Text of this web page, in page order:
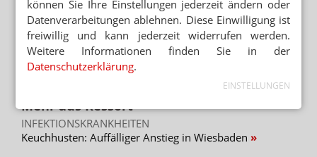
können Sie Ihre Einstellungen jederzeit ändern oder
Datenverarbeitungen ablehnen. Diese Einwilligung ist
freiwillig und kann jederzeit widerrufen werden.
Weitere Informationen finden Sie in der
Datenschutzerklärung.
EINSTELLUNGEN
NICHT NUR ANGESTELLTENVERHÄLTNIS
Medizinstudenten wollen eigene Praxis
KLIMARESILIENTES GESUNDHEITSWESEN
Hitzewellen: Ärzte fordern verbindliche Maßnahmen
Mehr aus Ressort
INFEKTIONSKRANKHEITEN
Keuchhusten: Auffälliger Anstieg in Wiesbaden